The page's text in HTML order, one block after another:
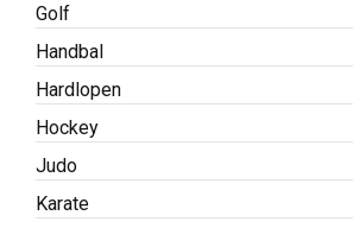
Golf
Handbal
Hardlopen
Hockey
Judo
Karate